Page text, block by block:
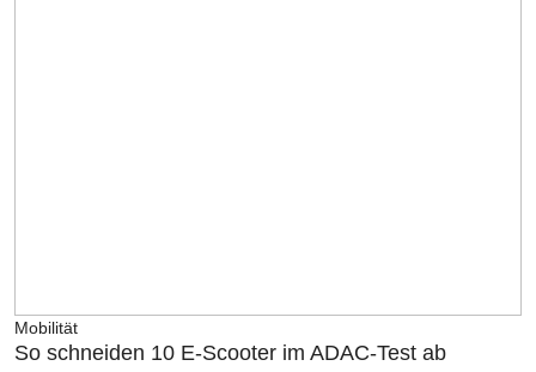
Mobilität
So schneiden 10 E-Scooter im ADAC-Test ab